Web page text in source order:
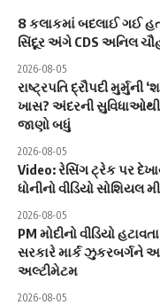
8 કલાકમાં બદલાઈ ગઈ
સિંદૂર અંગે CDS અનિલ
2026-08-05
રાષ્ટ્રપતિ દ્રૌપદી મુર્મુની
ખાસ? અંદરની
જાણો બધું
2026-08-05
Video: રેસિંગ ટ્રેક પર
ધોનીનો વીડિયો સોશિયલ
2026-08-05
PM મોદીનો વીડિયો
સરકારે માર્ક ઝુકરબર્ગને
અલ્ટીમેટમ
2026-08-05